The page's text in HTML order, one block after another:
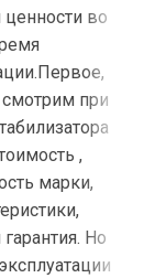
ценности во
при
,
марки,
Но